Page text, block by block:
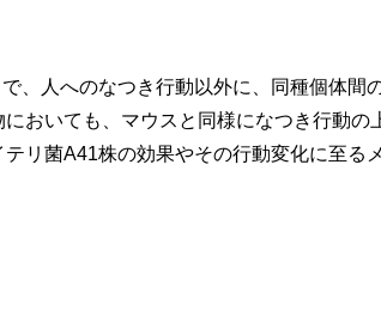
、人へのなつき行動以外に、同種個体間
おいても、マウスと同様になつき行動
リ菌A41株の効果やその行動変化に至る